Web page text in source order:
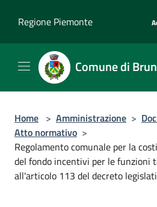
Regione Piemonte
Comune di
Home > Amministrazione >
Atto normativo >
Regolamento comunale per la
del fondo incentivi per le funzioni
all'articolo 113 del decreto